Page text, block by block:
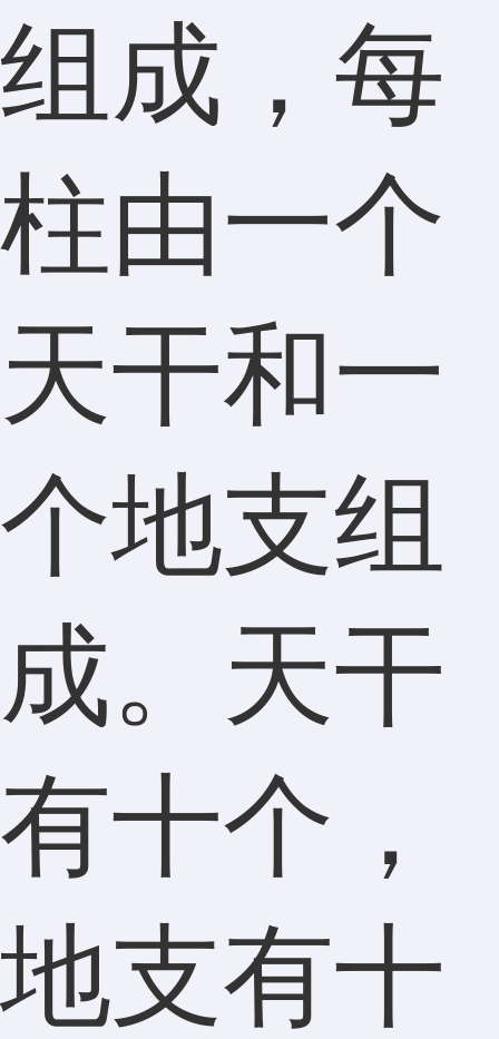
组成，每
柱由一个
天干和一
个地支组
成。天干
有十个，
地支有十